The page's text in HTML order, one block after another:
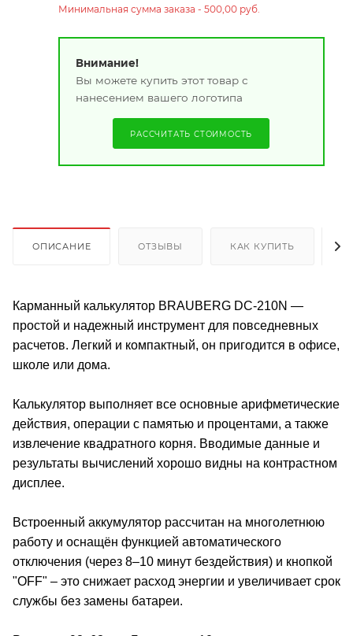
Минимальная сумма заказа - 500,00 руб.
Внимание!
Вы можете купить этот товар с
нанесением вашего логотипа
РАССЧИТАТЬ СТОИМОСТЬ
ОПИСАНИЕ ОТЗЫВЫ КАК КУПИТЬ
Карманный калькулятор BRAUBERG DC-210N —
простой и надежный инструмент для повседневных
расчетов. Легкий и компактный, он пригодится в офисе,
школе или дома.
Калькулятор выполняет все основные арифметические
действия, операции с памятью и процентами, а также
извлечение квадратного корня. Вводимые данные и
результаты вычислений хорошо видны на контрастном
дисплее.
Встроенный аккумулятор рассчитан на многолетнюю
работу и оснащён функцией автоматического
отключения (через 8–10 минут бездействия) и кнопкой
"OFF" – это снижает расход энергии и увеличивает срок
службы без замены батареи.